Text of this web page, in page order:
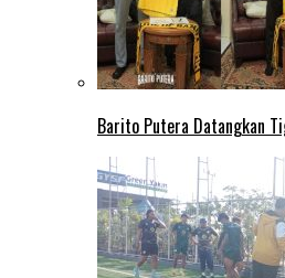
Barito Putera Datangkan